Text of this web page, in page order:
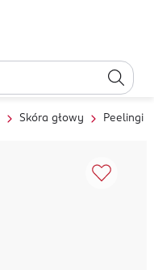
Skóra głowy Peelingi